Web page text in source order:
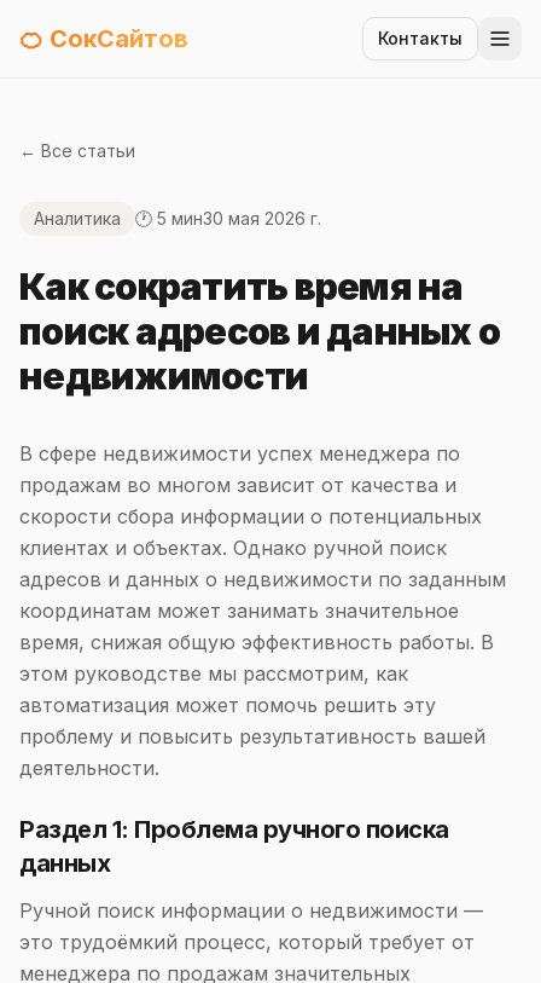
🍊 СокСайтов Контакты
← Все статьи
Аналитика 🕐 5 мин30 мая 2026 г.
Как сократить время на
поиск адресов и данных о
недвижимости
В сфере недвижимости успех менеджера по
продажам во многом зависит от качества и
скорости сбора информации о потенциальных
клиентах и объектах. Однако ручной поиск
адресов и данных о недвижимости по заданным
координатам может занимать значительное
время, снижая общую эффективность работы. В
этом руководстве мы рассмотрим, как
автоматизация может помочь решить эту
проблему и повысить результативность вашей
деятельности.
Раздел 1: Проблема ручного поиска
данных
Ручной поиск информации о недвижимости —
это трудоёмкий процесс, который требует от
менеджера по продажам значительных